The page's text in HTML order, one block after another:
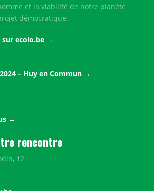
et la viabilité de notre planète
démocratique.
ecolo.be
– Huy en Commun
rencontre
12